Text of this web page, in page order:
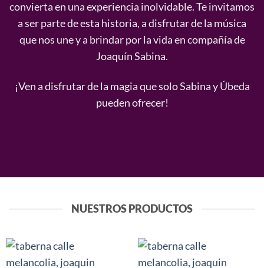
convierta en una experiencia inolvidable. Te invitamos
a ser parte de esta historia, a disfrutar de la música
que nos une y a brindar por la vida en compañía de
Joaquín Sabina.
¡Ven a disfrutar de la magia que solo Sabina y Úbeda
pueden ofrecer!
NUESTROS PRODUCTOS